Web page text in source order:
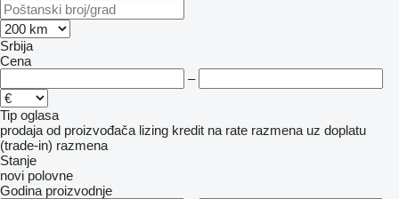
Srbija
Cena
–
Tip oglasa
prodaja od proizvođača lizing kredit na rate razmena uz doplatu
(trade-in) razmena
Stanje
novi polovne
Godina proizvodnje